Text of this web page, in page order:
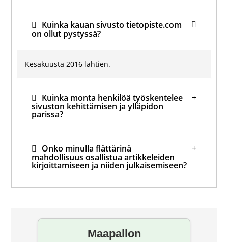
Kuinka kauan sivusto tietopiste.com
on ollut pystyssä?
Kesäkuusta 2016 lähtien.
Kuinka monta henkilöä työskentelee
sivuston kehittämisen ja ylläpidon
parissa?
Onko minulla flättärinä
mahdollisuus osallistua artikkeleiden
kirjoittamiseen ja niiden julkaisemiseen?
Maapallon